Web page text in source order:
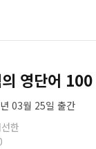
영단어 100
03월 25일 출간
한